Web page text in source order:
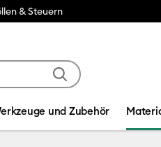
& Steuern
und Zubehör